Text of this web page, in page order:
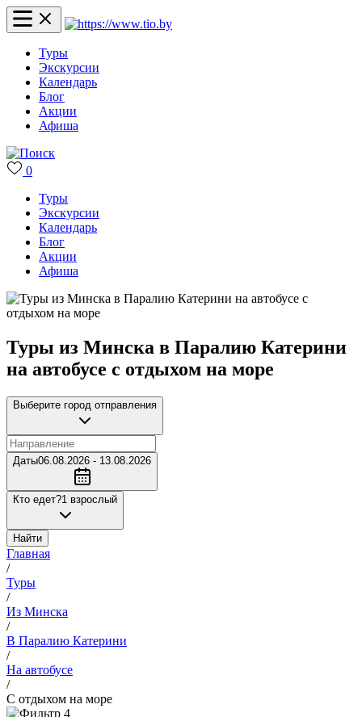
Туры
Экскурсии
Календарь
Блог
Акции
Афиша
0
Туры
Экскурсии
Календарь
Блог
Акции
Афиша
Туры из Минска в Паралию Катерини
на автобусе с отдыхом на море
Выберите город отправления
Даты06.08.2026 - 13.08.2026
Кто едет?1 взрослый
Найти
Главная
/
Туры
/
Из Минска
/
В Паралию Катерини
/
На автобусе
/
С отдыхом на море
4